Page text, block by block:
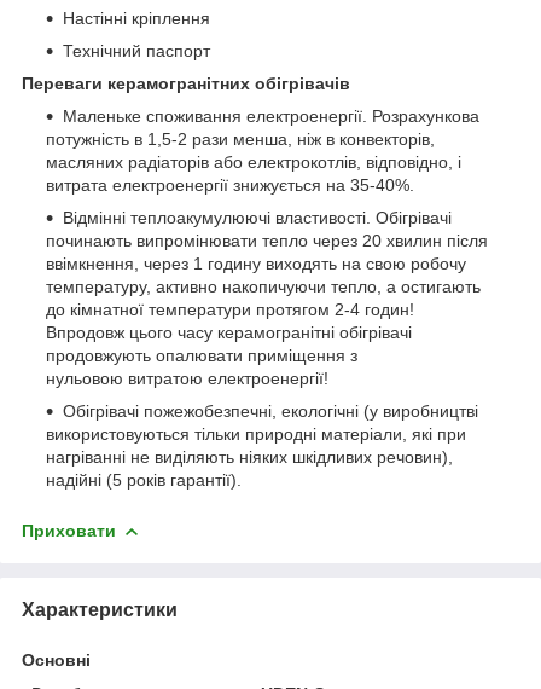
Настінні кріплення
Технічний паспорт
Переваги керамогранітних обігрівачів
Маленьке споживання електроенергії. Розрахункова
потужність в 1,5-2 рази менша, ніж в конвекторів,
масляних радіаторів або електрокотлів, відповідно, і
витрата електроенергії знижується на 35-40%.
Відмінні теплоакумулюючі властивості. Обігрівачі
починають випромінювати тепло через 20 хвилин після
ввімкнення, через 1 годину виходять на свою робочу
температуру, активно накопичуючи тепло, а остигають
до кімнатної температури протягом 2-4 годин!
Впродовж цього часу керамогранітні обігрівачі
продовжують опалювати приміщення з
нульовою витратою електроенергії!
Обігрівачі пожежобезпечні, екологічні (у виробництві
використовуються тільки природні матеріали, які при
нагріванні не виділяють ніяких шкідливих речовин),
надійні (5 років гарантії).
Приховати
Характеристики
Основні